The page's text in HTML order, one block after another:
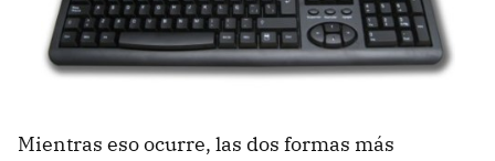
Mientras eso ocurre, las dos formas más